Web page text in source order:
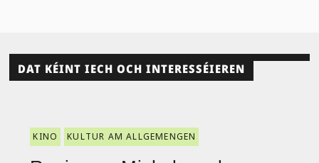
DAT KÉINT IECH OCH INTERESSÉIEREN
KINO KULTUR AM ALLGEMENGEN